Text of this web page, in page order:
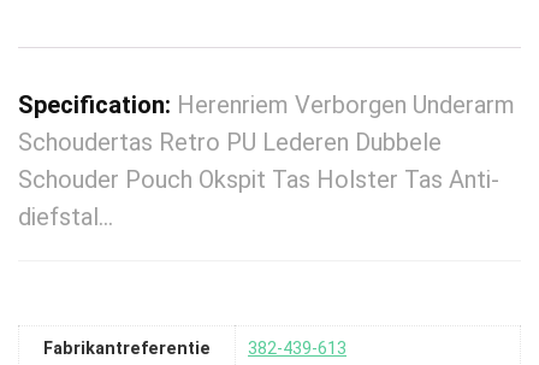
Specification: Herenriem Verborgen Underarm
Schoudertas Retro PU Lederen Dubbele
Schouder Pouch Okspit Tas Holster Tas Anti-
diefstal…
Fabrikantreferentie 382-439-613